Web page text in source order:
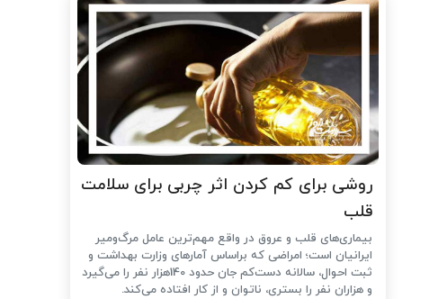
روشی برای کم کردن اثر چربی برای سلامت
قلب
بیماری‌های قلب و عروق در واقع مهم‌ترین عامل مرگ‌ومیر
ایرانیان است؛ امراضی که براساس آمارهای وزارت بهداشت و
ثبت احوال، سالانه دست‌کم جان حدود 140هزار نفر را می‌گیرد
و هزاران نفر را بستری، ناتوان و از کار افتاده می‌کند.